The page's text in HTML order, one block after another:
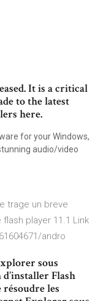
It is a critical
to the latest
here.
for your Windows,
audio/video
trage un breve
player 11.1 Link
andro
sous
d’installer Flash
résoudre les